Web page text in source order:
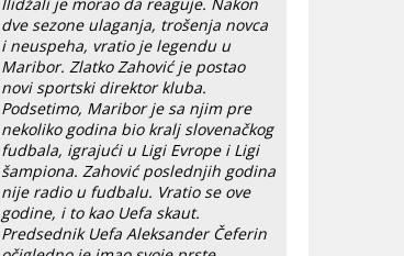
dve sezone ulaganja, trošenja novca
i neuspeha, vratio je legendu u
Maribor. Zlatko Zahović je postao
novi sportski direktor kluba.
Podsetimo, Maribor je sa njim pre
nekoliko godina bio kralj slovenačkog
fudbala, igrajući u Ligi Evrope i Ligi
šampiona. Zahović poslednjih godina
nije radio u fudbalu. Vratio se ove
godine, i to kao Uefa skaut.
Predsednik Uefa Aleksander Čeferin